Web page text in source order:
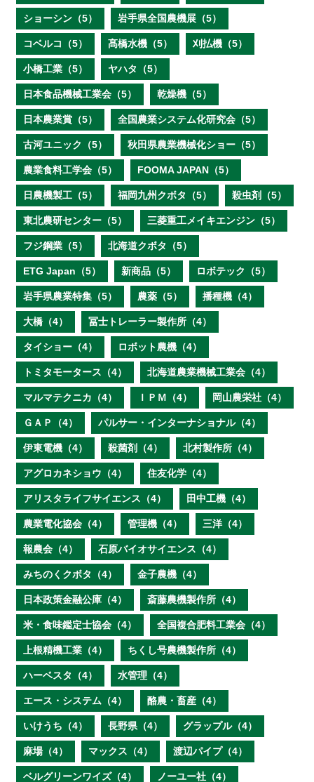
ショーシン（5） 岩手県全国農機展（5）
コベルコ（5） 髙橋水機（5） 刈払機（5）
小橋工業（5） ヤハタ（5）
日本食品機械工業会（5） 乾燥機（5）
日本農業賞（5） 全国農業システム化研究会（5）
古河ユニック（5） 秋田県農業機械化ショー（5）
農業食料工学会（5） FOOMA JAPAN（5）
日農機製工（5） 福岡九州クボタ（5） 殺虫剤（5）
東北農研センター（5） 三菱重工メイキエンジン（5）
フジ鋼業（5） 北海道クボタ（5）
ETG Japan（5） 新商品（5） ロボテック（5）
岩手県農業特集（5） 農薬（5） 播種機（4）
大橋（4） 冨士トレーラー製作所（4）
タイショー（4） ロボット農機（4）
トミタモータース（4） 北海道農業機械工業会（4）
マルマテクニカ（4） ＩＰＭ（4） 岡山農栄社（4）
ＧＡＰ（4） パルサー・インターナショナル（4）
伊東電機（4） 殺菌剤（4） 北村製作所（4）
アグロカネショウ（4） 住友化学（4）
アリスタライフサイエンス（4） 田中工機（4）
農業電化協会（4） 管理機（4） 三洋（4）
報農会（4） 石原バイオサイエンス（4）
みちのくクボタ（4） 金子農機（4）
日本政策金融公庫（4） 斎藤農機製作所（4）
米・食味鑑定士協会（4） 全国複合肥料工業会（4）
上根精機工業（4） ちくし号農機製作所（4）
ハーベスタ（4） 水管理（4）
エース・システム（4） 酪農・畜産（4）
いけうち（4） 長野県（4） グラップル（4）
麻場（4） マックス（4） 渡辺パイプ（4）
ベルグリーンワイズ（4） ノーユー社（4）